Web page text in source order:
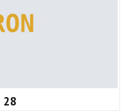
28